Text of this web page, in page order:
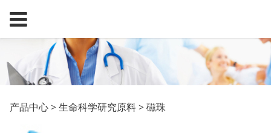
磁珠
产品中心>生命科学研究原料>磁珠